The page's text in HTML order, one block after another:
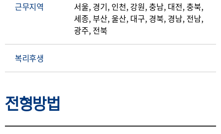
근무지역
서울, 경기, 인천, 강원, 충남, 대전, 충북,
세종, 부산, 울산, 대구, 경북, 경남, 전남,
광주, 전북
복리후생
전형방법